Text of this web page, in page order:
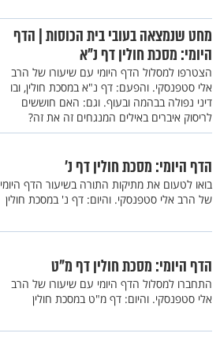
מחט שנמצאה בעובי בית הכוסות | הדף
היומי: מסכת חולין דף נ"א
הצטרפו למסלול הדף היומי עם שיעורו של הרב
אלי סטפנסקי. והפעם: דף נ"א במסכת חולין, ובו
דיני נפולה בבהמה ובעוף. וגם: האם חוששים
לריסוק איברים באילים המנגחים זה את זה?
הדף היומי: מסכת חולין דף נ'
בואו לטעום את מתיקות התורה בשיעור הדף היומי
של הרב אלי סטפנסקי. והיום: דף נ' במסכת חולין
הדף היומי: מסכת חולין דף מ"ט
התחברו למסלול הדף היומי עם שיעורו של הרב
אלי סטפנסקי. והיום: דף מ"ט במסכת חולין